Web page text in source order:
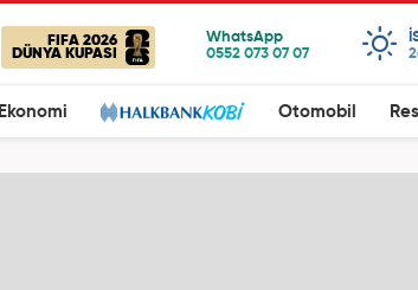
FIFA 2026
DÜNYA KUPASI
Ekonomi Otomobil